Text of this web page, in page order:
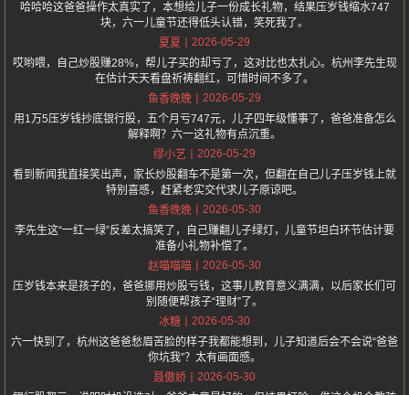
哈哈哈这爸爸操作太真实了，本想给儿子一份成长礼物，结果压岁钱缩水747
块，六一儿童节还得低头认错，笑死我了。
夏夏
2026-05-29
哎哟喂，自己炒股赚28%，帮儿子买的却亏了，这对比也太扎心。杭州李先生现
在估计天天看盘祈祷翻红，可惜时间不多了。
鱼香晚晚
2026-05-29
用1万5压岁钱抄底银行股，五个月亏747元，儿子四年级懂事了，爸爸准备怎么
解释啊？六一这礼物有点沉重。
缪小艺
2026-05-29
看到新闻我直接笑出声，家长炒股翻车不是第一次，但翻在自己儿子压岁钱上就
特别喜感，赶紧老实交代求儿子原谅吧。
鱼香晚晚
2026-05-30
李先生这“一红一绿”反差太搞笑了，自己赚翻儿子绿灯，儿童节坦白环节估计要
准备小礼物补偿了。
赵喵喵喵
2026-05-30
压岁钱本来是孩子的，爸爸挪用炒股亏钱，这事儿教育意义满满，以后家长们可
别随便帮孩子“理财”了。
冰糖
2026-05-30
六一快到了，杭州这爸爸愁眉苦脸的样子我都能想到，儿子知道后会不会说“爸爸
你坑我”？太有画面感。
聂傲娇
2026-05-30